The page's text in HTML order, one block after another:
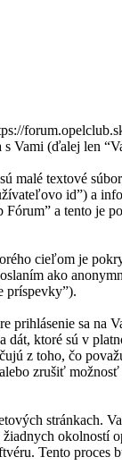
Vami (ďalej len
malé textové
id”) a
a tento je
cieľom je
ako
príspevky”).
sa na
dát, ktoré sú v
z toho, čo
zrušiť
stránkach.
okolností
Tento proces